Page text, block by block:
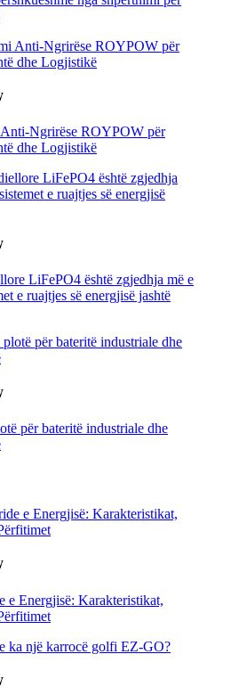
Ngrirëse ROYPOW për
dhe Logjistikë
LiFePO4 është zgjedhja më e
e ruajtjes së energjisë jashtë
për bateritë industriale dhe
e Energjisë: Karakteristikat,